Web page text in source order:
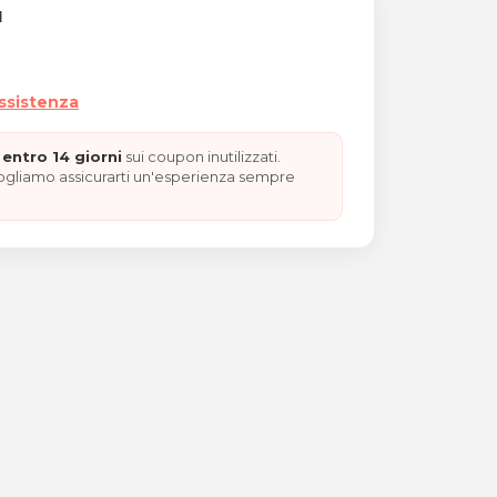
grande
14 giorni sui coupon inutilizzati.
assicurarti un'esperienza sempre